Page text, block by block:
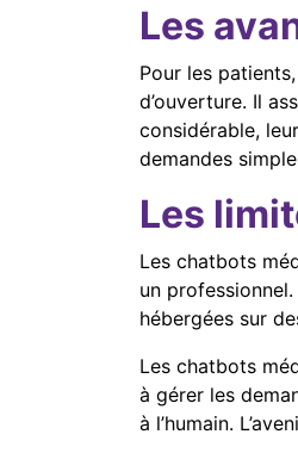
Les
Pour les
d’ouverture. Il
considérable,
demandes
Les
Les chatbots
un
hébergées sur
Les chatbots
à gérer les
à l’humain.